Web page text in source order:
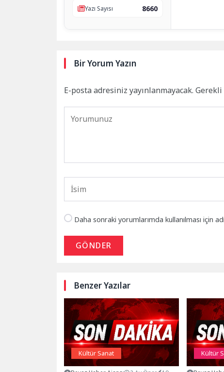
Yazı Sayısı
8660
Bir Yorum Yazın
E-posta adresiniz yayınlanmayacak.
Daha sonraki yorumlarımda kullanılması için
GÖNDER
Benzer Yazılar
Kültür Sanat Kültür